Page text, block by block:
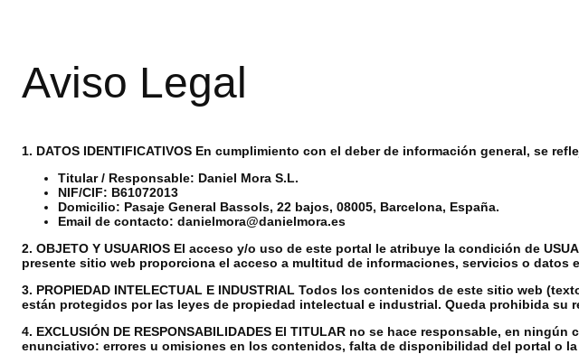
Aviso Legal
1. DATOS IDENTIFICATIVOS En cumplimiento con el deber de información general, se
Titular / Responsable: Daniel Mora S.L.
NIF/CIF: B61072013
Domicilio: Pasaje General Bassols, 22 bajos, 08005, Barcelona, España.
Email de contacto: danielmora@danielmora.es
2. OBJETO Y USUARIOS El acceso y/o uso de este portal le atribuye la condición de
presente sitio web proporciona el acceso a multitud de informaciones, servicios o datos
3. PROPIEDAD INTELECTUAL E INDUSTRIAL Todos los contenidos de este sitio web
están protegidos por las leyes de propiedad intelectual e industrial. Queda prohibida
4. EXCLUSIÓN DE RESPONSABILIDADES El TITULAR no se hace responsable, en
enunciativo: errores u omisiones en los contenidos, falta de disponibilidad del portal o